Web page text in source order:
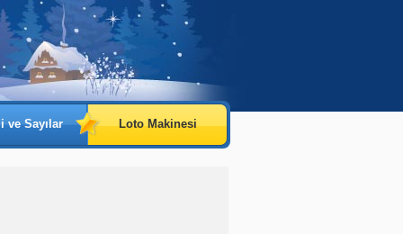
ve Sayılar Loto Makinesi